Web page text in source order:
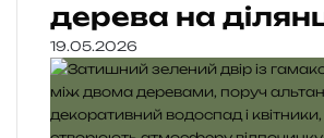
дерева на
19.05.2026